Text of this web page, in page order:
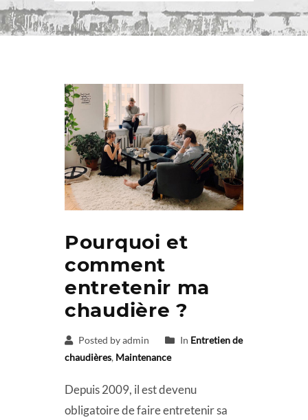
Pourquoi et
comment
entretenir ma
chaudière ?
Posted by admin In Entretien de
chaudières, Maintenance
Depuis 2009, il est devenu
obligatoire de faire entretenir sa